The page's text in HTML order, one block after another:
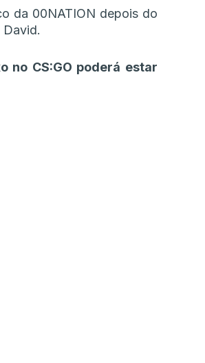
da 00NATION depois do
David.
no CS:GO poderá estar